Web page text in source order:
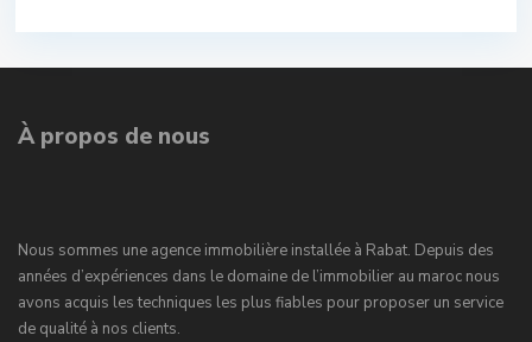
À propos de nous
Nous sommes une agence immobilière installée à Rabat. Depuis des
années d’expériences dans le domaine de l’immobilier au maroc nous
avons acquis les techniques les plus fiables pour proposer un service
de qualité à nos clients.